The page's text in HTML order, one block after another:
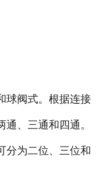
球阀式。根据连接
、三通和四通。
分为二位、三位和